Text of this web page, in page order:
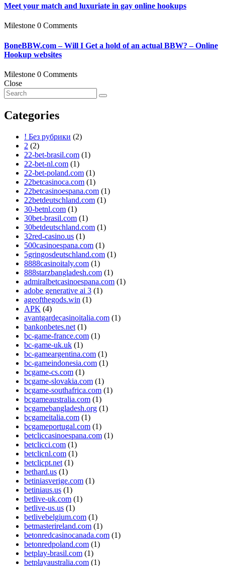
Meet your match and luxuriate in gay online hookups
Milestone 0 Comments
BoneBBW.com – Will I Get a hold of an actual BBW? – Online
Hookup websites
Milestone 0 Comments
Close
Categories
! Без рубрики (2)
2 (2)
22-bet-brasil.com (1)
22-bet-nl.com (1)
22-bet-poland.com (1)
22betcasinoca.com (1)
22betcasinoespana.com (1)
22betdeutschland.com (1)
30-betnl.com (1)
30bet-brasil.com (1)
30betdeutschland.com (1)
32red-casino.us (1)
500casinoespana.com (1)
5gringosdeutschland.com (1)
8888casinoitaly.com (1)
888starzbangladesh.com (1)
admiralbetcasinoespana.com (1)
adobe generative ai 3 (1)
ageofthegods.win (1)
APK (4)
avantgardecasinoitalia.com (1)
bankonbetes.net (1)
bc-game-france.com (1)
bc-game-uk.uk (1)
bc-gameargentina.com (1)
bc-gameindonesia.com (1)
bcgame-cs.com (1)
bcgame-slovakia.com (1)
bcgame-southafrica.com (1)
bcgameaustralia.com (1)
bcgamebangladesh.org (1)
bcgameitalia.com (1)
bcgameportugal.com (1)
betcliccasinoespana.com (1)
betclicci.com (1)
betclicnl.com (1)
betclicpt.net (1)
bethard.us (1)
betiniasverige.com (1)
betiniaus.us (1)
betlive-uk.com (1)
betlive-us.us (1)
betlivebelgium.com (1)
betmasterireland.com (1)
betonredcasinocanada.com (1)
betonredpoland.com (1)
betplay-brasil.com (1)
betplayaustralia.com (1)